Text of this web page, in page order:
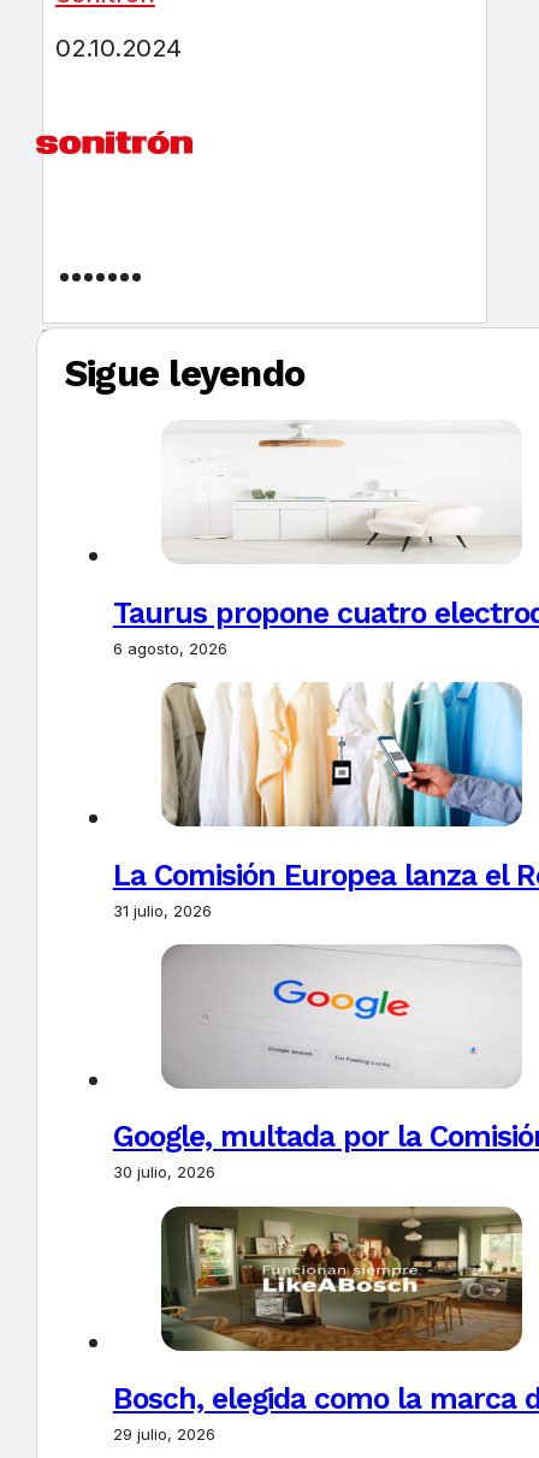
02.10.2024
Sigue leyendo
Taurus propone cuatro
6 agosto, 2026
La Comisión Europea lanza el
31 julio, 2026
Google, multada por la
30 julio, 2026
Bosch, elegida como la marca
29 julio, 2026